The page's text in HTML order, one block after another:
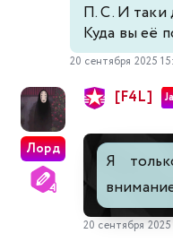
П. С. И таки
Куда вы её
20 сентября 2025
Лорд
[F4L]
Я
20 сентября 2025